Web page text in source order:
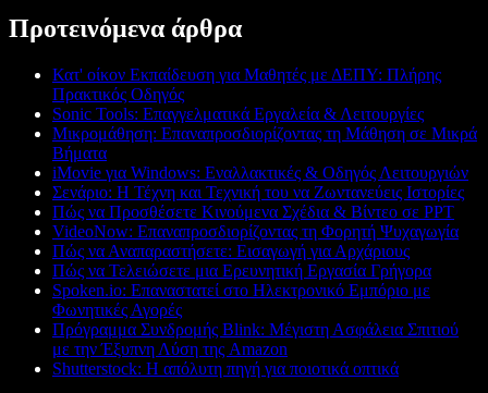
Προτεινόμενα άρθρα
Κατ' οίκον Εκπαίδευση για Μαθητές με ΔΕΠΥ: Πλήρης
Πρακτικός Οδηγός
Sonic Tools: Επαγγελματικά Εργαλεία & Λειτουργίες
Μικρομάθηση: Επαναπροσδιορίζοντας τη Μάθηση σε Μικρά
Βήματα
iMovie για Windows: Εναλλακτικές & Οδηγός Λειτουργιών
Σενάριο: Η Τέχνη και Τεχνική του να Ζωντανεύεις Ιστορίες
Πώς να Προσθέσετε Κινούμενα Σχέδια & Βίντεο σε PPT
VideoNow: Επαναπροσδιορίζοντας τη Φορητή Ψυχαγωγία
Πώς να Αναπαραστήσετε: Εισαγωγή για Αρχάριους
Πώς να Τελειώσετε μια Ερευνητική Εργασία Γρήγορα
Spoken.io: Επαναστατεί στο Ηλεκτρονικό Εμπόριο με
Φωνητικές Αγορές
Πρόγραμμα Συνδρομής Blink: Μέγιστη Ασφάλεια Σπιτιού
με την Έξυπνη Λύση της Amazon
Shutterstock: Η απόλυτη πηγή για ποιοτικά οπτικά